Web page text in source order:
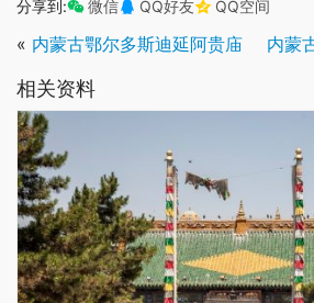
分享到: 微信 QQ好友 QQ空间
« 内蒙古鄂尔多斯迪延阿贵庙 内蒙
相关资料